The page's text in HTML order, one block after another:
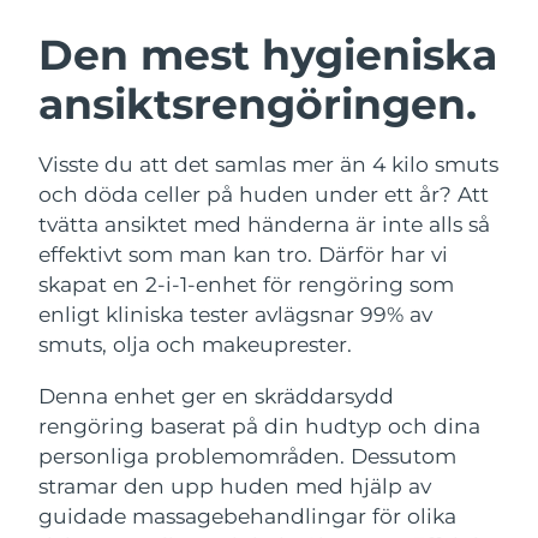
Den mest hygieniska
ansiktsrengöringen.
Visste du att det samlas mer än 4 kilo smuts
och döda celler på huden under ett år? Att
tvätta ansiktet med händerna är inte alls så
effektivt som man kan tro. Därför har vi
skapat en 2-i-1-enhet för rengöring som
enligt kliniska tester avlägsnar 99% av
smuts, olja och makeuprester.
Denna enhet ger en skräddarsydd
rengöring baserat på din hudtyp och dina
personliga problemområden. Dessutom
stramar den upp huden med hjälp av
guidade massagebehandlingar för olika
LUNA™ 4-paket
Anti-aging massage
LUNA™ 4 Plus
Massage, LED heating
LUNA™ 4 Men
For men, anti-aging massage
BEAR™ 2-paket
Microcurrent toning
BEAR™ 2 go
Microcurrent toning on-the-go
BEAR™ 2 eyes & lips
Microcurrent line smoothing device
Återfuktning
UFO™ 3-paket
Deep facial hydration
UFO™ 3 LED
Near-infrared and red light therapy
device
Munvård
issa™ 4
Hybrid silicone sonic toothbrush
issa™ 4 plus
Smart hybrid silicone sonic toothbrush
FAQ™ ANTI-AGING-BEHANDLING
Anti-aging LED-behandlingar
NEW
Österrike Förväntad leverans 12/08/2026
Bahrain Förväntad leverans 13/08/2026
Belgien
Bermuda Förväntad leverans18/08/2026
Bosnien och
Hercegovina
Förväntad leverans 15/08/2026
Brunei Förväntad leverans
Bulgarien Förväntad leverans
Kanada Förväntad leverans16/08/2026
Chile Förväntad leverans16/08/2026